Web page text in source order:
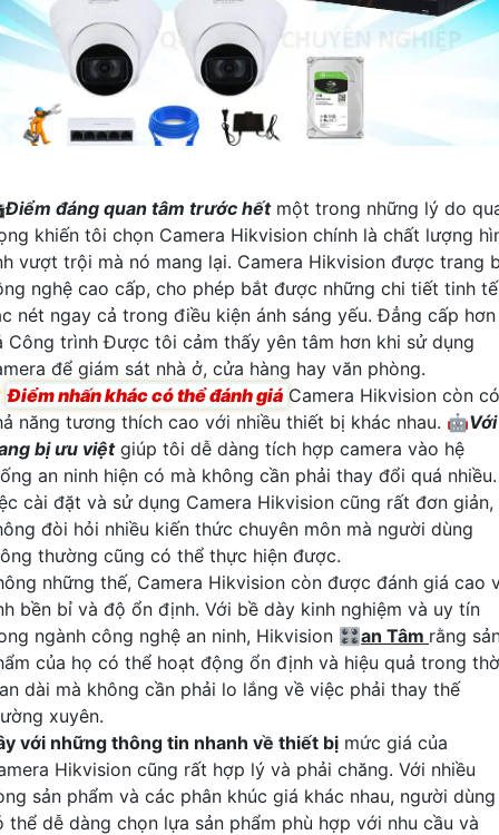
Điểm đáng quan tâm trước hếtmột trong những lý do
khiến tôi chọn Camera Hikvision chính là chất lượng
vượt trội mà nó mang lại. Camera Hikvision được trang
nghệ cao cấp, cho phép bắt được những chi tiết tinh
nét ngay cả trong điều kiện ánh sáng yếu. Đẳng cấp hơn
Công trình Được tôi cảm thấy yên tâm hơn khi sử dụng
để giám sát nhà ở, cửa hàng hay văn phòng.
Điểm nhấn khác có thể đánh giá Camera Hikvision còn có
năng tương thích cao với nhiều thiết bị khác nhau. 🤖️Với
bị ưu việtgiúp tôi dễ dàng tích hợp camera vào hệ
an ninh hiện có mà không cần phải thay đổi quá nhiều.
cài đặt và sử dụng Camera Hikvision cũng rất đơn giản,
đòi hỏi nhiều kiến thức chuyên môn mà người dùng
thường cũng có thể thực hiện được.
những thế, Camera Hikvision còn được đánh giá cao
bền bỉ và độ ổn định. Với bề dày kinh nghiệm và uy tín
ngành công nghệ an ninh, Hikvision 🎛an Tâm rằng
của họ có thể hoạt động ổn định và hiệu quả trong
dài mà không cần phải lo lắng về việc phải thay thế
xuyên.
với những thông tin nhanh về thiết bị mức giá của
Hikvision cũng rất hợp lý và phải chăng. Với nhiều
sản phẩm và các phân khúc giá khác nhau, người dùng
thể dễ dàng chọn lựa sản phẩm phù hợp với nhu cầu và